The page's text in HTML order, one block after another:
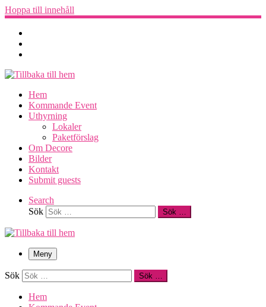
Hoppa till innehåll
Hem
Kommande Event
Uthyrning
Lokaler
Paketförslag
Om Decore
Bilder
Kontakt
Submit guests
Search
Sök
Sök …
Meny
Sök Sök …
Hem